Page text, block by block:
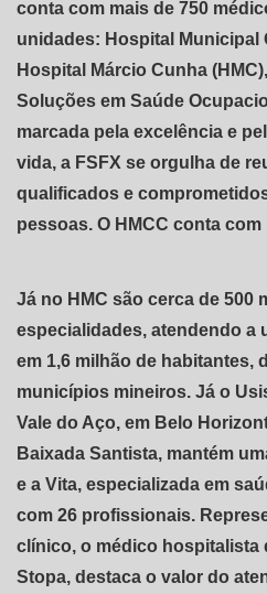
conta com mais de 750
unidades: Hospital Municipal
Hospital Márcio Cunha
Soluções em Saúde
marcada pela excelência e
vida, a FSFX se orgulha de
qualificados e
pessoas. O HMCC conta
Já no HMC são cerca de 500
especialidades, atendendo a
em 1,6 milhão de habitantes,
municípios mineiros. Já o
Vale do Aço, em Belo
Baixada Santista, mantém
e a Vita, especializada em
com 26 profissionais.
clínico, o médico hospitalista
Stopa, destaca o valor do